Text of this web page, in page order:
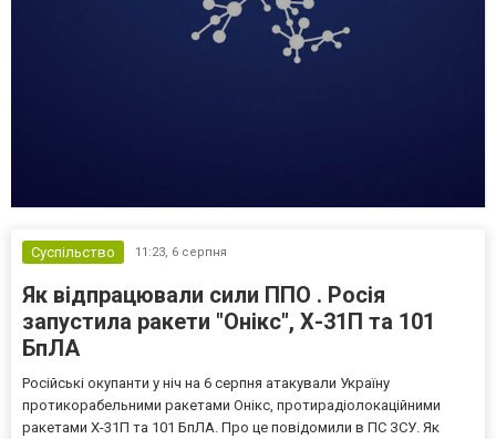
Суспільство 11:23, 6 серпня
Як відпрацювали сили ППО . Росія
запустила ракети "Онікс", Х-31П та 101
БпЛА
Російські окупанти у ніч на 6 серпня атакували Україну
протикорабельними ракетами Онікс, протирадіолокаційними
ракетами Х-31П та 101 БпЛА. Про це повідомили в ПС ЗСУ. Як